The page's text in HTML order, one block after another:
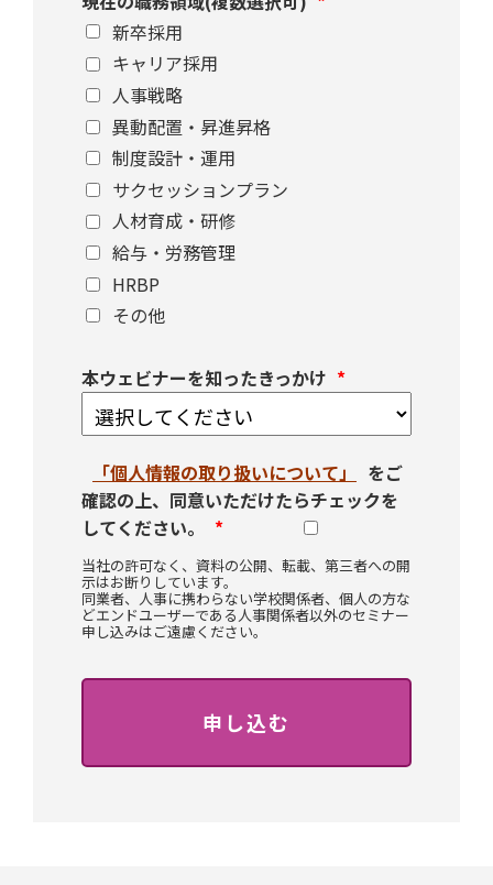
新卒採用
キャリア採用
人事戦略
異動配置・昇進昇格
制度設計・運用
サクセッションプラン
人材育成・研修
給与・労務管理
HRBP
その他
本ウェビナーを知ったきっかけ
「個人情報の取り扱いについて」
をご
確認の上、同意いただけたらチェックを
してください。
当社の許可なく、資料の公開、転載、第三者への開
示はお断りしています。
同業者、人事に携わらない学校関係者、個人の方な
どエンドユーザーである人事関係者以外のセミナー
申し込みはご遠慮ください。
申し込む